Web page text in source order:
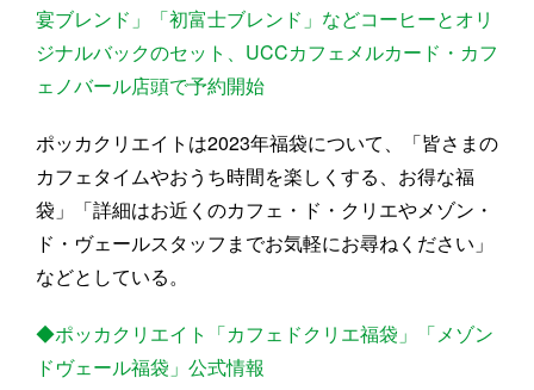
宴ブレンド」「初富士ブレンド」などコーヒーとオリ
ジナルバックのセット、UCCカフェメルカード・カフ
ェノバール店頭で予約開始
ポッカクリエイトは2023年福袋について、「皆さまの
カフェタイムやおうち時間を楽しくする、お得な福
袋」「詳細はお近くのカフェ・ド・クリエやメゾン・
ド・ヴェールスタッフまでお気軽にお尋ねください」
などとしている。
◆ポッカクリエイト「カフェドクリエ福袋」「メゾン
ドヴェール福袋」公式情報